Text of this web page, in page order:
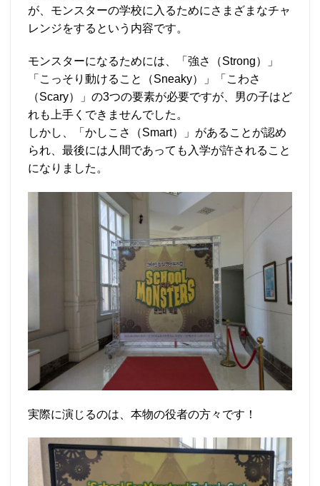
が、モンスターの学校に入るためにさまざまなチャ
レンジをするという内容です。
モンスターになるためには、「強さ（Strong）」
「こっそり動けること（Sneaky）」「こわさ
（Scary）」の3つの要素が必要ですが、男の子はど
れも上手くできませんでした。
しかし、「かしこさ（Smart）」があることが認め
られ、最後には人間であっても入学が許されること
になりました。
実際に演じるのは、本物の役者の方々です！